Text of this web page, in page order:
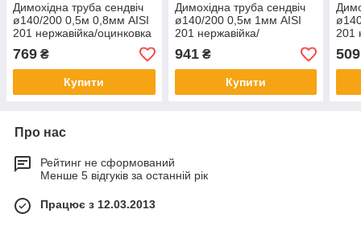
Димохідна труба сендвіч
ø140/200 0,5м 0,8мм AISI
201 нержавійка/оцинковка
769 ₴
Купити
Димохідна труба сендвіч
ø140/200 0,5м 1мм AISI
201 нержавійка/
941₴
Купити
201
509
Про нас
Рейтинг не сформований
Менше 5 відгуків за останній рік
Працює з 12.03.2013